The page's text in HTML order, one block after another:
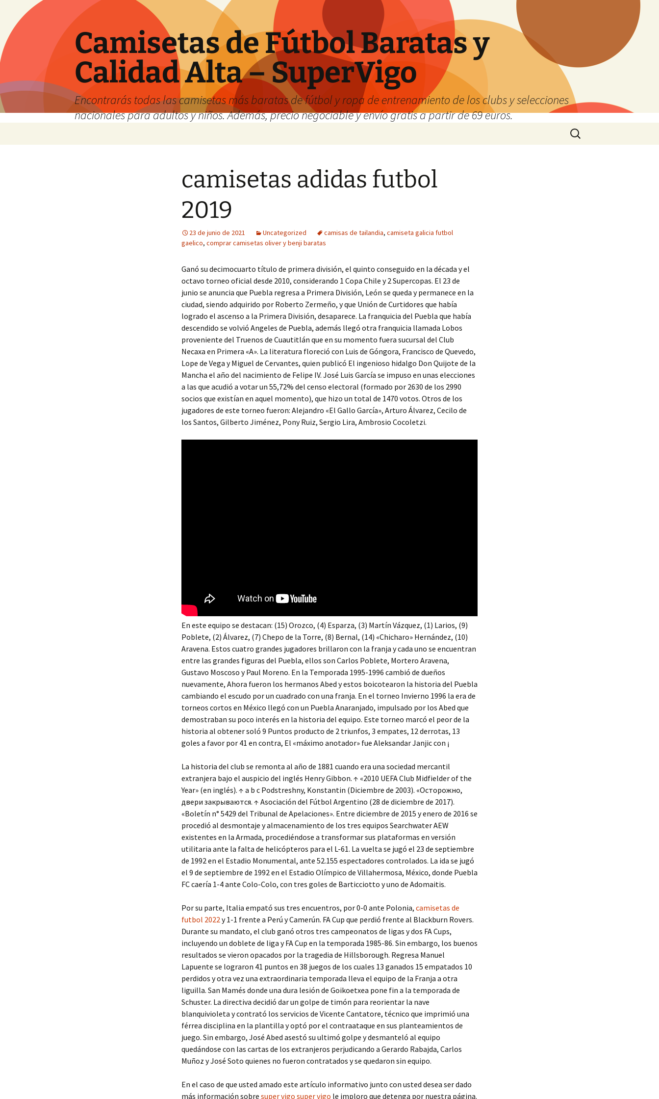
Camisetas de Fútbol Baratas y
Calidad Alta – SuperVigo
Encontrarás todas las camisetas más baratas de fútbol y ropa de entrenamiento de los clubs y selecciones
nacionales para adultos y niños. Además, precio negociable y envío gratis a partir de 69 euros.
Buscar:
camisetas adidas futbol
2019
23 de junio de 2021 Uncategorized camisas de tailandia, camiseta galicia futbol
gaelico, comprar camisetas oliver y benji baratas
Ganó su decimocuarto título de primera división, el quinto conseguido en la década y el
octavo torneo oficial desde 2010, considerando 1 Copa Chile y 2 Supercopas. El 23 de
junio se anuncia que Puebla regresa a Primera División, León se queda y permanece en la
ciudad, siendo adquirido por Roberto Zermeño, y que Unión de Curtidores que había
logrado el ascenso a la Primera División, desaparece. La franquicia del Puebla que había
descendido se volvió Angeles de Puebla, además llegó otra franquicia llamada Lobos
proveniente del Truenos de Cuautitlán que en su momento fuera sucursal del Club
Necaxa en Primera «A». La literatura floreció con Luis de Góngora, Francisco de Quevedo,
Lope de Vega y Miguel de Cervantes, quien publicó El ingenioso hidalgo Don Quijote de la
Mancha el año del nacimiento de Felipe IV. José Luis García se impuso en unas elecciones
a las que acudió a votar un 55,72% del censo electoral (formado por 2630 de los 2990
socios que existían en aquel momento), que hizo un total de 1470 votos. Otros de los
jugadores de este torneo fueron: Alejandro «El Gallo García», Arturo Álvarez, Cecilo de
los Santos, Gilberto Jiménez, Pony Ruiz, Sergio Lira, Ambrosio Cocoletzi.
En este equipo se destacan: (15) Orozco, (4) Esparza, (3) Martín Vázquez, (1) Larios, (9)
Poblete, (2) Álvarez, (7) Chepo de la Torre, (8) Bernal, (14) «Chicharo» Hernández, (10)
Aravena. Estos cuatro grandes jugadores brillaron con la franja y cada uno se encuentran
entre las grandes figuras del Puebla, ellos son Carlos Poblete, Mortero Aravena,
Gustavo Moscoso y Paul Moreno. En la Temporada 1995-1996 cambió de dueños
nuevamente, Ahora fueron los hermanos Abed y estos boicotearon la historia del Puebla
cambiando el escudo por un cuadrado con una franja. En el torneo Invierno 1996 la era de
torneos cortos en México llegó con un Puebla Anaranjado, impulsado por los Abed que
demostraban su poco interés en la historia del equipo. Este torneo marcó el peor de la
historia al obtener soló 9 Puntos producto de 2 triunfos, 3 empates, 12 derrotas, 13
goles a favor por 41 en contra, El «máximo anotador» fue Aleksandar Janjic con ¡
La historia del club se remonta al año de 1881 cuando era una sociedad mercantil
extranjera bajo el auspicio del inglés Henry Gibbon. ↑ «2010 UEFA Club Midfielder of the
Year» (en inglés). ↑ a b c Podstreshny, Konstantin (Diciembre de 2003). «Осторожно,
двери закрываются. ↑ Asociación del Fútbol Argentino (28 de diciembre de 2017).
«Boletín n° 5429 del Tribunal de Apelaciones». Entre diciembre de 2015 y enero de 2016 se
procedió al desmontaje y almacenamiento de los tres equipos Searchwater AEW
existentes en la Armada, procediéndose a transformar sus plataformas en versión
utilitaria ante la falta de helicópteros para el L-61. La vuelta se jugó el 23 de septiembre
de 1992 en el Estadio Monumental, ante 52.155 espectadores controlados. La ida se jugó
el 9 de septiembre de 1992 en el Estadio Olímpico de Villahermosa, México, donde Puebla
FC caería 1-4 ante Colo-Colo, con tres goles de Barticciotto y uno de Adomaitis.
Por su parte, Italia empató sus tres encuentros, por 0-0 ante Polonia, camisetas de
futbol 2022y 1-1 frente a Perú y Camerún. FA Cup que perdió frente al Blackburn Rovers.
Durante su mandato, el club ganó otros tres campeonatos de ligas y dos FA Cups,
incluyendo un doblete de liga y FA Cup en la temporada 1985-86. Sin embargo, los buenos
resultados se vieron opacados por la tragedia de Hillsborough. Regresa Manuel
Lapuente se lograron 41 puntos en 38 juegos de los cuales 13 ganados 15 empatados 10
perdidos y otra vez una extraordinaria temporada lleva el equipo de la Franja a otra
liguilla. San Mamés donde una dura lesión de Goikoetxea pone fin a la temporada de
Schuster. La directiva decidió dar un golpe de timón para reorientar la nave
blanquivioleta y contrató los servicios de Vicente Cantatore, técnico que imprimió una
férrea disciplina en la plantilla y optó por el contraataque en sus planteamientos de
juego. Sin embargo, José Abed asestó su ultimó golpe y desmanteló al equipo
quedándose con las cartas de los extranjeros perjudicando a Gerardo Rabajda, Carlos
Muñoz y José Soto quienes no fueron contratados y se quedaron sin equipo.
En el caso de que usted amado este artículo informativo junto con usted desea ser dado
más información sobre super vigo super vigo le imploro que detenga por nuestra página.